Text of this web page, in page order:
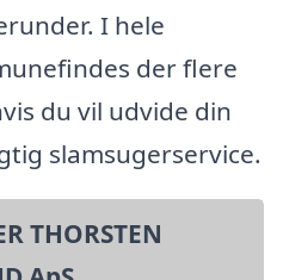
I hele
der flere
du vil udvide din
slamsugerservice.
THORSTEN